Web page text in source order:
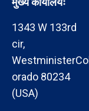
1343 W 133rd
cir,
WestministerCol
orado 80234
(USA)